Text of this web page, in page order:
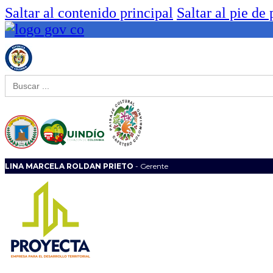
Saltar al contenido principal Saltar al pie de
Buscar:
LINA MARCELA ROLDAN PRIETO - Gerente